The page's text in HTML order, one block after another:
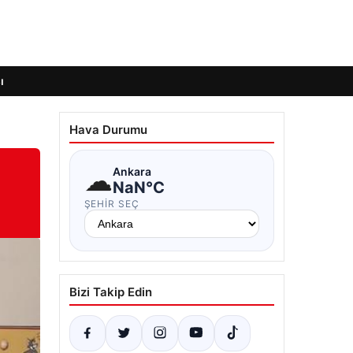
Hava Durumu
☁Ankara
NaN°C
ŞEHIR SEÇ
Bizi Takip Edin